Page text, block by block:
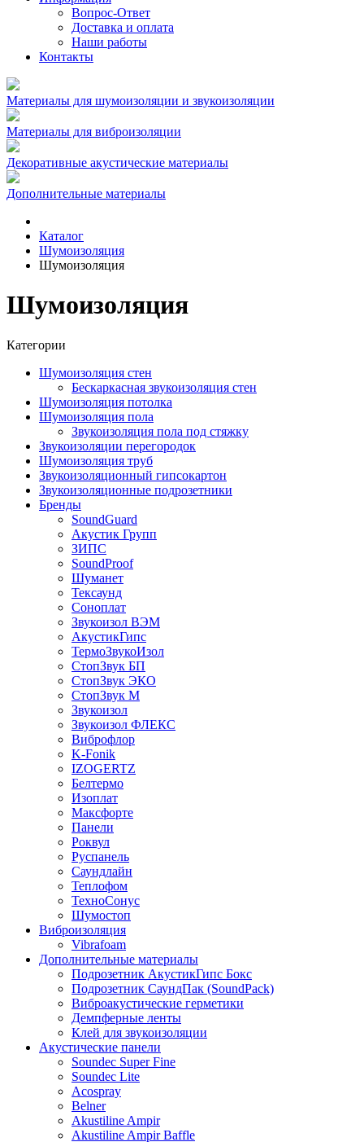
Вопрос-Ответ
Доставка и оплата
Наши работы
Контакты
Материалы для шумоизоляции и звукоизоляции
Материалы для виброизоляции
Декоративные акустические материалы
Дополнительные материалы
Каталог
Шумоизоляция
Шумоизоляция
Шумоизоляция
Категории
Шумоизоляция стен
Бескаркасная звукоизоляция стен
Шумоизоляция потолка
Шумоизоляция пола
Звукоизоляция пола под стяжку
Звукоизоляции перегородок
Шумоизоляция труб
Звукоизоляционный гипсокартон
Звукоизоляционные подрозетники
Бренды
SoundGuard
Акустик Групп
ЗИПС
SoundProof
Шуманет
Тексаунд
Соноплат
Звукоизол ВЭМ
АкустикГипс
ТермоЗвукоИзол
СтопЗвук БП
СтопЗвук ЭКО
СтопЗвук М
Звукоизол
Звукоизол ФЛЕКС
Виброфлор
K-Fonik
IZOGERTZ
Белтермо
Изоплат
Максфорте
Панели
Роквул
Руспанель
Саундлайн
Теплофом
ТехноСонус
Шумостоп
Виброизоляция
Vibrafoam
Дополнительные материалы
Подрозетник АкустикГипс Бокс
Подрозетник СаундПак (SoundPack)
Виброакустические герметики
Демпферные ленты
Клей для звукоизоляции
Акустические панели
Soundec Super Fine
Soundec Lite
Acospray
Belner
Akustiline Ampir
Akustiline Ampir Baffle